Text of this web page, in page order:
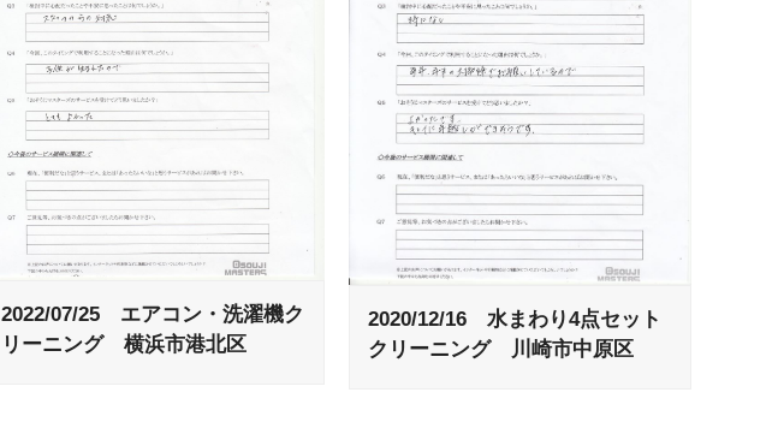
2022/07/25 エアコン・洗濯機ク
リーニング 横浜市港北区
2020/12/16 水まわり4点セット
クリーニング 川崎市中原区